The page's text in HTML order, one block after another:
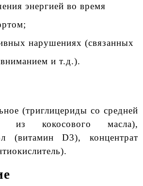
энергией во время
нарушениях (связанных
и т.д.).
(триглицериды со средней
из кокосового масла),
(витамин D3), концентрат